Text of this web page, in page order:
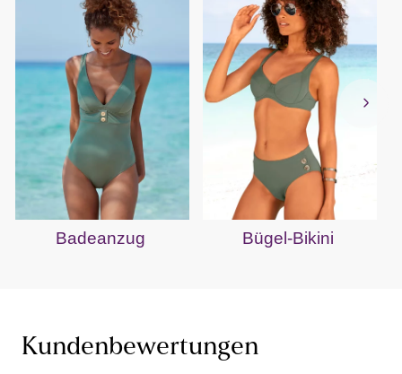
Badeanzug Bügel-Bikini
Kundenbewertungen